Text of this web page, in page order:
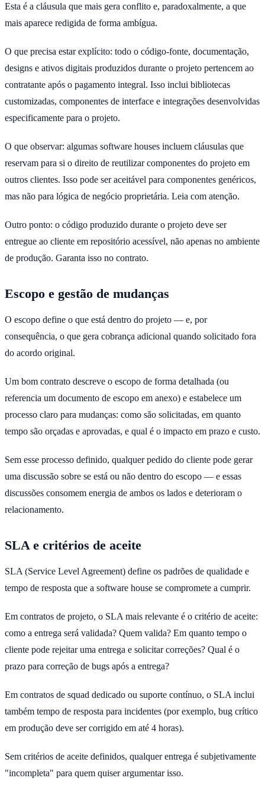
Esta é a cláusula que mais gera conflito e, paradoxalmente, a que
mais aparece redigida de forma ambígua.
O que precisa estar explícito: todo o código-fonte, documentação,
designs e ativos digitais produzidos durante o projeto pertencem ao
contratante após o pagamento integral. Isso inclui bibliotecas
customizadas, componentes de interface e integrações desenvolvidas
especificamente para o projeto.
O que observar: algumas software houses incluem cláusulas que
reservam para si o direito de reutilizar componentes do projeto em
outros clientes. Isso pode ser aceitável para componentes genéricos,
mas não para lógica de negócio proprietária. Leia com atenção.
Outro ponto: o código produzido durante o projeto deve ser
entregue ao cliente em repositório acessível, não apenas no ambiente
de produção. Garanta isso no contrato.
Escopo e gestão de mudanças
O escopo define o que está dentro do projeto — e, por
consequência, o que gera cobrança adicional quando solicitado fora
do acordo original.
Um bom contrato descreve o escopo de forma detalhada (ou
referencia um documento de escopo em anexo) e estabelece um
processo claro para mudanças: como são solicitadas, em quanto
tempo são orçadas e aprovadas, e qual é o impacto em prazo e custo.
Sem esse processo definido, qualquer pedido do cliente pode gerar
uma discussão sobre se está ou não dentro do escopo — e essas
discussões consomem energia de ambos os lados e deterioram o
relacionamento.
SLA e critérios de aceite
SLA (Service Level Agreement) define os padrões de qualidade e
tempo de resposta que a software house se compromete a cumprir.
Em contratos de projeto, o SLA mais relevante é o critério de aceite:
como a entrega será validada? Quem valida? Em quanto tempo o
cliente pode rejeitar uma entrega e solicitar correções? Qual é o
prazo para correção de bugs após a entrega?
Em contratos de squad dedicado ou suporte contínuo, o SLA inclui
também tempo de resposta para incidentes (por exemplo, bug crítico
em produção deve ser corrigido em até 4 horas).
Sem critérios de aceite definidos, qualquer entrega é subjetivamente
"incompleta" para quem quiser argumentar isso.